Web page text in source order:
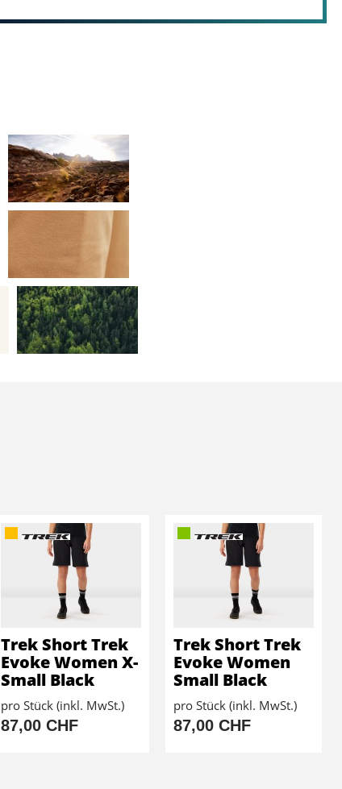
Trek Short Trek
Evoke Women X-
Small Black
pro Stück (inkl. MwSt.)
87,00 CHF
Trek Short Trek
Evoke Women
Small Black
pro Stück (inkl. MwSt.)
87,00 CHF